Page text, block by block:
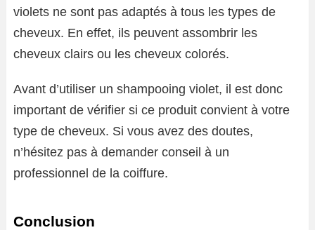
violets ne sont pas adaptés à tous les types de
cheveux. En effet, ils peuvent assombrir les
cheveux clairs ou les cheveux colorés.
Avant d’utiliser un shampooing violet, il est donc
important de vérifier si ce produit convient à votre
type de cheveux. Si vous avez des doutes,
n’hésitez pas à demander conseil à un
professionnel de la coiffure.
Conclusion